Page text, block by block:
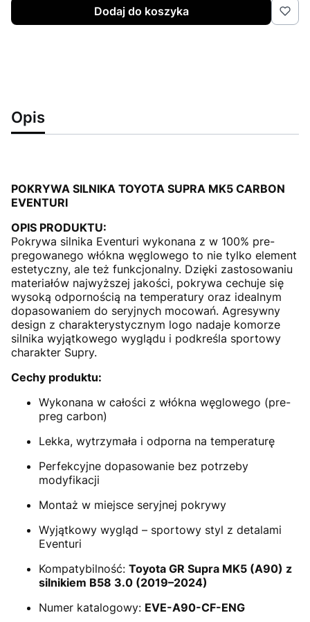
Dodaj do koszyka
Opis
POKRYWA SILNIKA TOYOTA SUPRA MK5 CARBON
EVENTURI
OPIS PRODUKTU:
Pokrywa silnika Eventuri wykonana z w 100% pre-
pregowanego włókna węglowego to nie tylko element
estetyczny, ale też funkcjonalny. Dzięki zastosowaniu
materiałów najwyższej jakości, pokrywa cechuje się
wysoką odpornością na temperatury oraz idealnym
dopasowaniem do seryjnych mocowań. Agresywny
design z charakterystycznym logo nadaje komorze
silnika wyjątkowego wyglądu i podkreśla sportowy
charakter Supry.
Cechy produktu:
Wykonana w całości z włókna węglowego (pre-
preg carbon)
Lekka, wytrzymała i odporna na temperaturę
Perfekcyjne dopasowanie bez potrzeby
modyfikacji
Montaż w miejsce seryjnej pokrywy
Wyjątkowy wygląd – sportowy styl z detalami
Eventuri
Kompatybilność: Toyota GR Supra MK5 (A90) z
silnikiem B58 3.0 (2019–2024)
Numer katalogowy: EVE-A90-CF-ENG